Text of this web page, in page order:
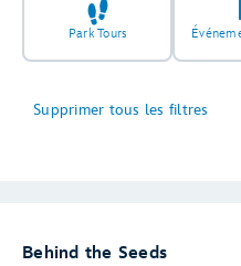
Park Tours
Supprimer tous les filtres
Behind the Seeds